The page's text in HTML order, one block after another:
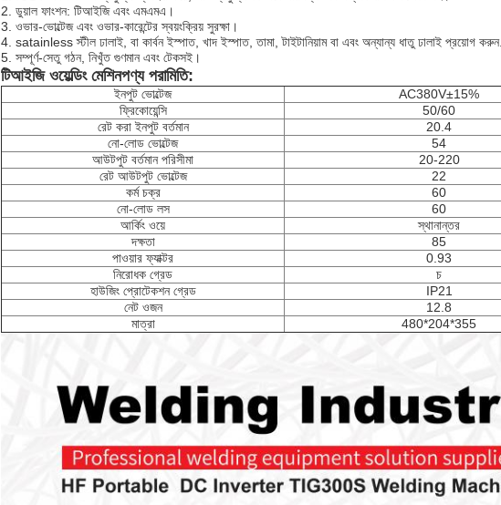
2. ডুয়াল ফাংশন: টিআইজি এবং এমএমএ।
3. ওভার-ভোল্টেজ এবং ওভার-কারেন্টের স্বয়ংক্রিয় সুরক্ষা।
4. satainless স্টীল ঢালাই, বা কার্বন ইস্পাত, খাদ ইস্পাত, তামা, টাইটানিয়াম বা এবং অন্যান্য ধাতু ঢালাই প্রয়োগ করুন.
5. সম্পূর্ণ-সেতু গঠন, নিখুঁত গুণমান এবং টেকসই।
টিআইজি ওয়েল্ডিং মেশিনপণ্য পরামিতি:
ইনপুট ভোল্টেজ
AC380V±15%
ফ্রিকোয়েন্সি
50/60
রেট করা ইনপুট বর্তমান
20.4
নো-লোড ভোল্টেজ
54
আউটপুট বর্তমান পরিসীমা
20-220
রেট আউটপুট ভোল্টেজ
22
কর্ম চক্র
60
নো-লোড লস
60
আর্কিং ওয়ে
স্থানান্তর
দক্ষতা
85
পাওয়ার ফ্যাক্টর
0.93
নিরোধক গ্রেড
চ
হাউজিং প্রোটেকশন গ্রেড
IP21
নেট ওজন
12.8
মাত্রা
480*204*355